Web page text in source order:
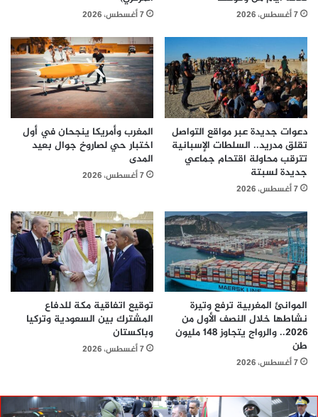
7 أغسطس، 2026 7 أغسطس، 2026
دعوات جديدة عبر مواقع التواصل
تقلق مدريد.. السلطات الإسبانية
تترقب محاولة اقتحام جماعي
جديدة لسبتة
7 أغسطس، 2026
المغرب وأمريكا ينجحان في أول
اختبار حي لصاروخ جوال بعيد
المدى
7 أغسطس، 2026
الموانئ المغربية ترفع وتيرة
نشاطها خلال النصف الأول من
2026.. والرواج يتجاوز 148 مليون
طن
7 أغسطس، 2026
توقيع اتفاقية مكة للدفاع
المشترك بين السعودية وتركيا
وباكستان
7 أغسطس، 2026